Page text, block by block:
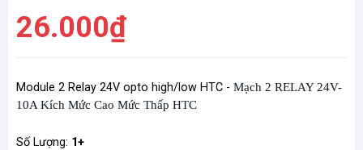
26.000₫
Module 2 Relay 24V opto high/low HTC - Mạch 2 RELAY 24V-
10A Kích Mức Cao Mức Thấp HTC
Số Lượng: 1+